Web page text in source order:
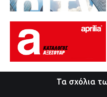
Τα σχόλια